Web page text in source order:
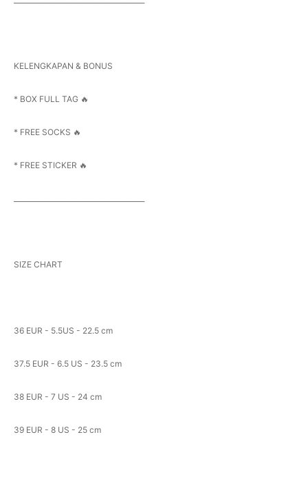
KELENGKAPAN & BONUS
* BOX FULL TAG 🔥
* FREE SOCKS 🔥
* FREE STICKER 🔥
SIZE CHART
36 EUR - 5.5US - 22.5 cm
37.5 EUR - 6.5 US - 23.5 cm
38 EUR - 7 US - 24 cm
39 EUR - 8 US - 25 cm